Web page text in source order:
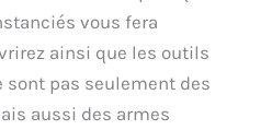
vous fera
ainsi que les outils
sont pas seulement des
aussi des armes